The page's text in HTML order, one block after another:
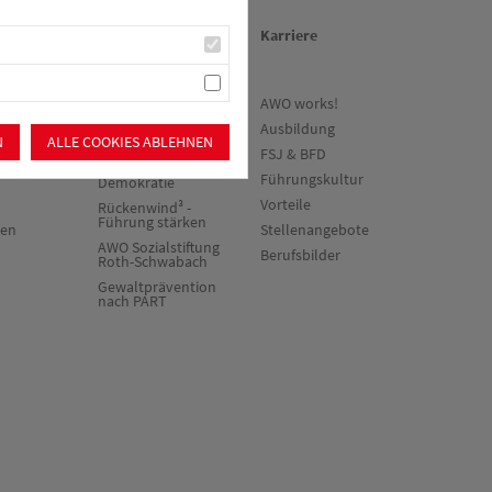
Über uns/Die AWO
Vision
Unser
Kreisverband
Demokratie
Rückenwind³ -
Führung stärken
AWO Sozialstiftung
Roth-Schwabach
Gewaltprävention
nach PART
Karriere
AWO works!
Ausbildung
FSJ & BFD
Führungskultur
Vorteile
Stellenangebote
Berufsbilder
ALLE COOKIES ABLEHNEN